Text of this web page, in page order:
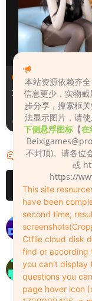
人物（Looks）
Zane
1天前
评论 2
xa222ok
等一个月婵
谷歌看片
本站资源依赖齐
信息更少，实物
步分享，搜索框
法显示图片，请
下侧悬浮图标 【在
不封顶)。请各
或
https://
This site
have been
second time,
Ctfile cloud disk
find or according
you can't display
questions you
page hover icon